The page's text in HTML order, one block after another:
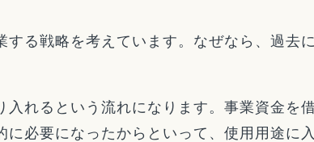
る戦略を考えています。なぜなら、過去
れるという流れになります。事業資金を
必要になったからといって、使用用途に